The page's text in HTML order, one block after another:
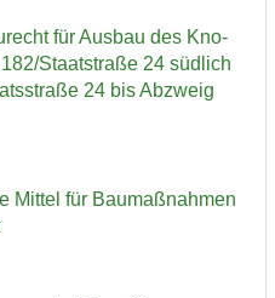
für Aus­bau des Kno­
Staat­stra­ße 24 süd­lich
24 bis Ab­zweig
Mit­tel für Bau­maß­nah­men